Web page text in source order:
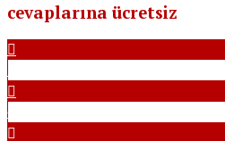
cevaplarına ücretsiz
ayhan@ayhanyilmaz.net